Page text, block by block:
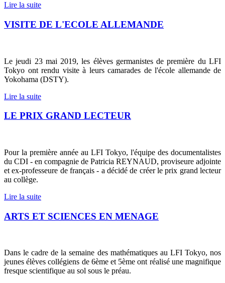
Lire la suite
VISITE DE L'ECOLE ALLEMANDE
Le jeudi 23 mai 2019, les élèves germanistes de première du LFI
Tokyo ont rendu visite à leurs camarades de l'école allemande de
Yokohama (DSTY).
Lire la suite
LE PRIX GRAND LECTEUR
Pour la première année au LFI Tokyo, l'équipe des documentalistes
du CDI - en compagnie de Patricia REYNAUD, proviseure adjointe
et ex-professeure de français - a décidé de créer le prix grand lecteur
au collège.
Lire la suite
ARTS ET SCIENCES EN MENAGE
Dans le cadre de la semaine des mathématiques au LFI Tokyo, nos
jeunes élèves collégiens de 6ème et 5ème ont réalisé une magnifique
fresque scientifique au sol sous le préau.